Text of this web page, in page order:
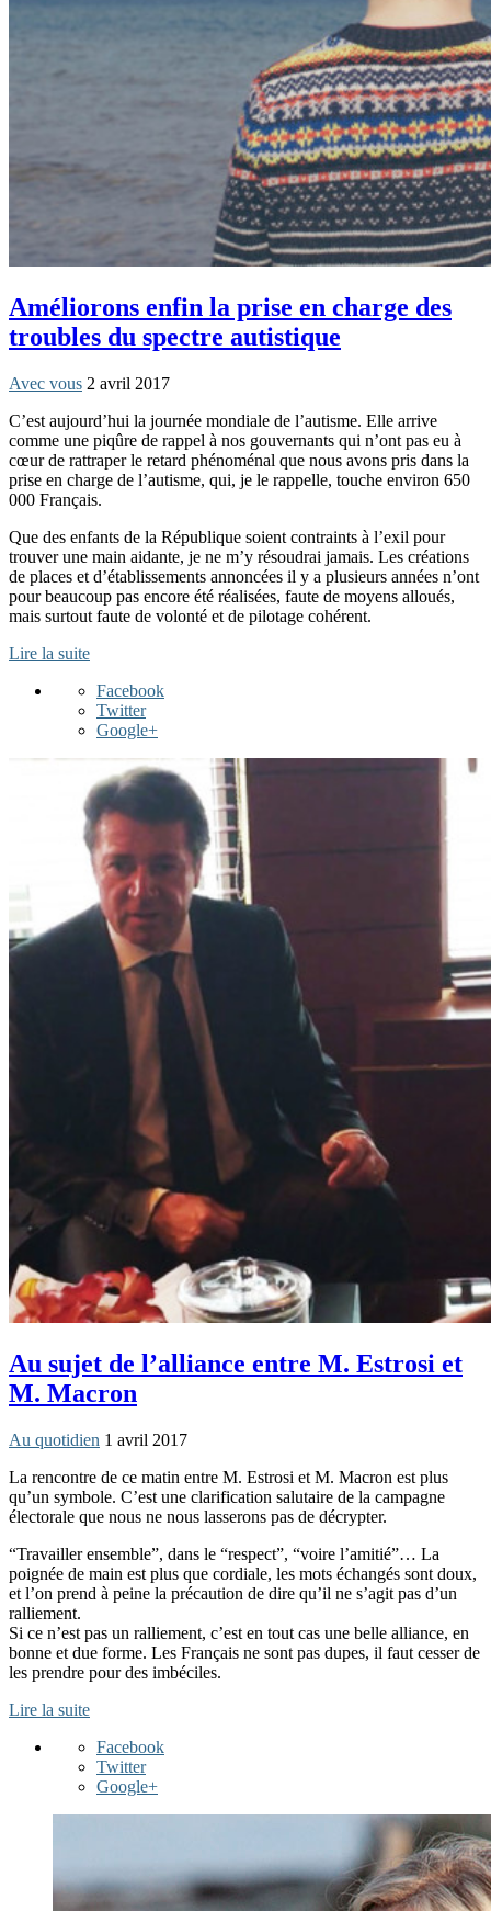
Améliorons enfin la prise en charge des
troubles du spectre autistique
Avec vous 2 avril 2017
C’est aujourd’hui la journée mondiale de l’autisme. Elle arrive
comme une piqûre de rappel à nos gouvernants qui n’ont pas eu à
cœur de rattraper le retard phénoménal que nous avons pris dans la
prise en charge de l’autisme, qui, je le rappelle, touche environ 650
000 Français.
Que des enfants de la République soient contraints à l’exil pour
trouver une main aidante, je ne m’y résoudrai jamais. Les créations
de places et d’établissements annoncées il y a plusieurs années n’ont
pour beaucoup pas encore été réalisées, faute de moyens alloués,
mais surtout faute de volonté et de pilotage cohérent.
Lire la suite
Facebook
Twitter
Google+
Au sujet de l’alliance entre M. Estrosi et
M. Macron
Au quotidien 1 avril 2017
La rencontre de ce matin entre M. Estrosi et M. Macron est plus
qu’un symbole. C’est une clarification salutaire de la campagne
électorale que nous ne nous lasserons pas de décrypter.
“Travailler ensemble”, dans le “respect”, “voire l’amitié”… La
poignée de main est plus que cordiale, les mots échangés sont doux,
et l’on prend à peine la précaution de dire qu’il ne s’agit pas d’un
ralliement.
Si ce n’est pas un ralliement, c’est en tout cas une belle alliance, en
bonne et due forme. Les Français ne sont pas dupes, il faut cesser de
les prendre pour des imbéciles.
Lire la suite
Facebook
Twitter
Google+